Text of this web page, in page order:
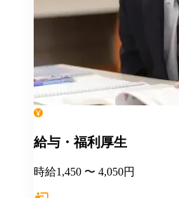
給与・福利厚生
時給1,450 〜 4,050円